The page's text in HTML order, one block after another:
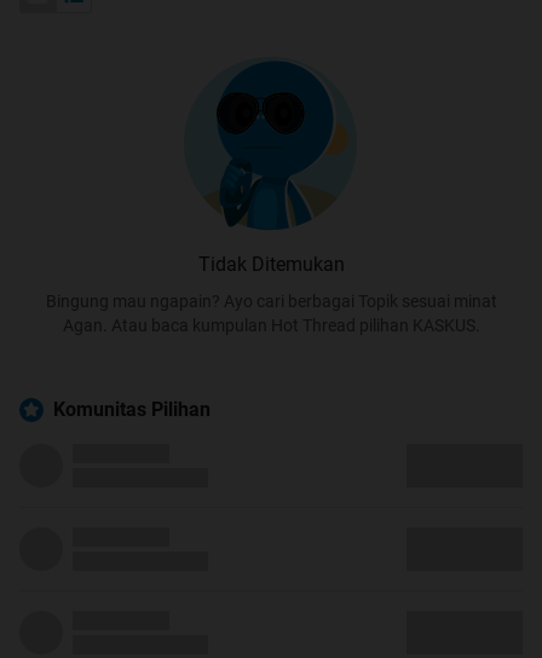
Tidak Ditemukan
Bingung mau ngapain? Ayo cari berbagai Topik sesuai minat
Agan. Atau baca kumpulan Hot Thread pilihan KASKUS.
Komunitas Pilihan